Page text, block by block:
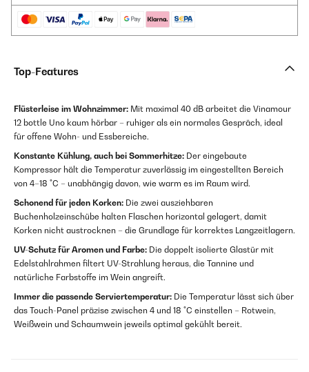
Top-Features
Flüsterleise im Wohnzimmer: Mit maximal 40 dB arbeitet die Vinamour
12 bottle Uno kaum hörbar – ruhiger als ein normales Gespräch, ideal
für offene Wohn- und Essbereiche.
Konstante Kühlung, auch bei Sommerhitze: Der eingebaute
Kompressor hält die Temperatur zuverlässig im eingestellten Bereich
von 4–18 °C – unabhängig davon, wie warm es im Raum wird.
Schonend für jeden Korken: Die zwei ausziehbaren
Buchenholzeinschübe halten Flaschen horizontal gelagert, damit
Korken nicht austrocknen – die Grundlage für korrektes Langzeitlagern.
UV-Schutz für Aromen und Farbe: Die doppelt isolierte Glastür mit
Edelstahlrahmen filtert UV-Strahlung heraus, die Tannine und
natürliche Farbstoffe im Wein angreift.
Immer die passende Serviertemperatur: Die Temperatur lässt sich über
das Touch-Panel präzise zwischen 4 und 18 °C einstellen – Rotwein,
Weißwein und Schaumwein jeweils optimal gekühlt bereit.